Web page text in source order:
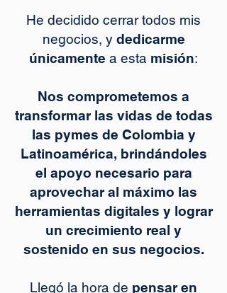
He decidido cerrar todos mis
negocios, y dedicarme
únicamente a esta misión:
Nos comprometemos a
transformar las vidas de todas
las pymes de Colombia y
Latinoamérica, brindándoles
el apoyo necesario para
aprovechar al máximo las
herramientas digitales y lograr
un crecimiento real y
sostenido en sus negocios.
Llegó la hora de pensar en